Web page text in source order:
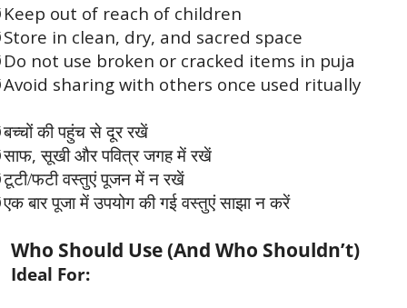
Keep out of reach of children
Store in clean, dry, and sacred space
Do not use broken or cracked items in puja
Avoid sharing with others once used ritually
बच्चों की पहुंच से दूर रखें
साफ,सूखी और पवित्र जगह में रखें
टूटी/फटी वस्तुएं पूजन में न रखें
एक बार पूजा में उपयोग की गई वस्तुएं साझा न करें
Who Should Use (And Who Shouldn’t)
Ideal For: